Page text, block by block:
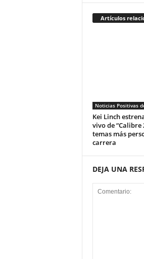
Artículos
Noticias Positivas
Kei Linch
vivo de “Calibre
temas más
carrera
DEJA UNA